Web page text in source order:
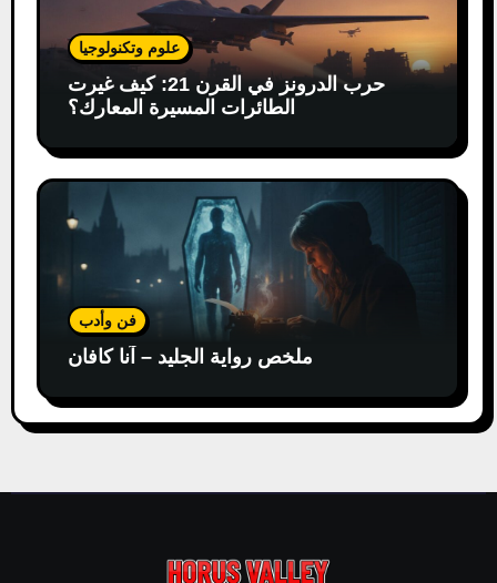
علوم وتكنولوجيا
حرب الدرونز في القرن 21: كيف غيرت
الطائرات المسيرة المعارك؟
فن وأدب
ملخص رواية الجليد – آنا كافان